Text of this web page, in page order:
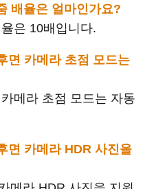
배율은 얼마인가요?
은 10배입니다.
면 카메라 초점 모드는
메라 초점 모드는 자동
면 카메라 HDR 사진을